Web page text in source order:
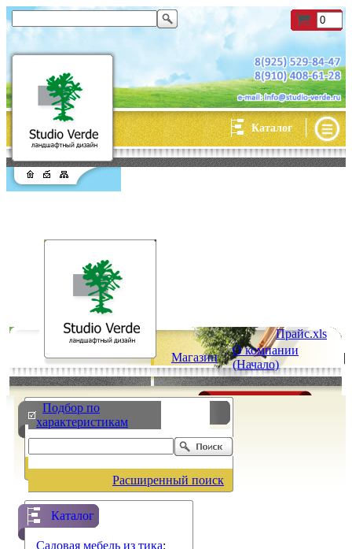
Каталог |
Магазин |
О компании
(Начало)
|
Прайс.xls
Подбор по
характеристикам
Расширенный поиск
Каталог
Садовая мебель из тика: